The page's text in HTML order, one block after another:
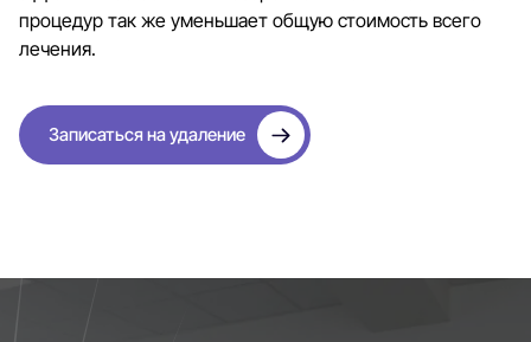
процедур так же уменьшает общую стоимость всего
лечения.
Записаться на удаление